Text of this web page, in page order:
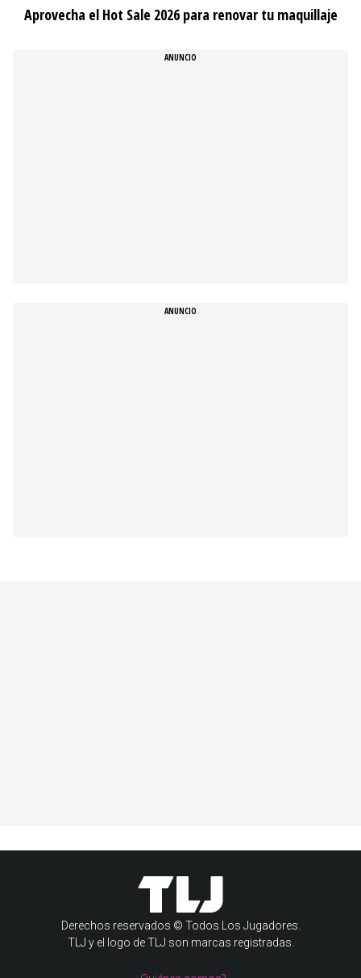
Aprovecha el Hot Sale 2026 para renovar tu maquillaje
Derechos reservados © Todos Los Jugadores.
TLJ y el logo de TLJ son marcas registradas.